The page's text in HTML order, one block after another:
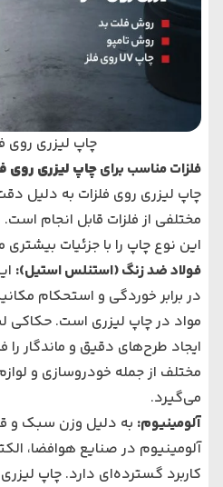
چاپ لیزری روی
فلزات مناسب برایچاپ لیزری روی
چاپ لیزری روی فلزات به دلیل دقت
مختلفی از فلزات قابل انجام است.
این نوع چاپ را با جزئیات
فولاد ضد زنگ (استنلس استیل):
در برابر خوردگی و استحکام
مواد در چاپ لیزری است. حکاکی
ایجاد طرح‌های دقیق و ماندگار
مختلف از جمله خودروسازی و
می‌گیرد.
آلومینیوم: به دلیل وزن سبک و
آلومینیوم در صنایع هوافضا،
کاربرد گسترده‌ای دارد. چاپ